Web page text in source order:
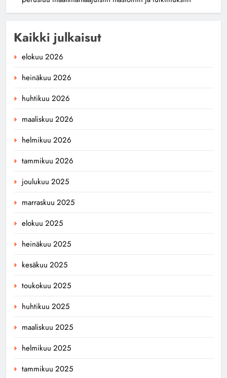
Kaikki julkaisut
elokuu 2026
heinäkuu 2026
huhtikuu 2026
maaliskuu 2026
helmikuu 2026
tammikuu 2026
joulukuu 2025
marraskuu 2025
elokuu 2025
heinäkuu 2025
kesäkuu 2025
toukokuu 2025
huhtikuu 2025
maaliskuu 2025
helmikuu 2025
tammikuu 2025